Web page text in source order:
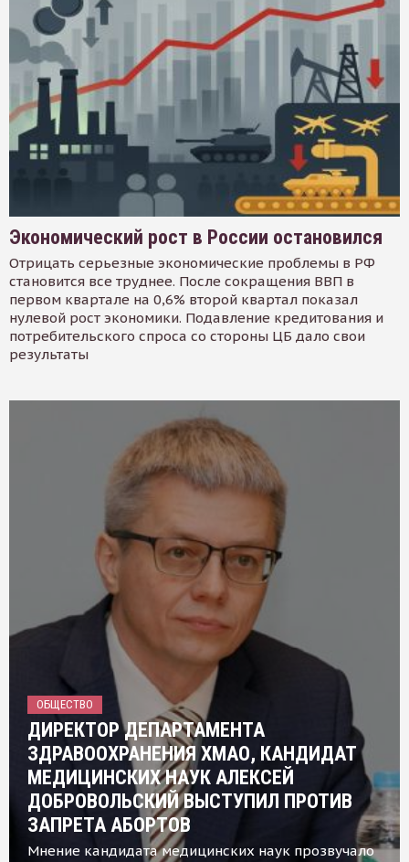
Экономический рост в России остановился
Отрицать серьезные экономические проблемы в РФ
становится все труднее. После сокращения ВВП в
первом квартале на 0,6% второй квартал показал
нулевой рост экономики. Подавление кредитования и
потребительского спроса со стороны ЦБ дало свои
результаты
ОБЩЕСТВО
ДИРЕКТОР ДЕПАРТАМЕНТА
ЗДРАВООХРАНЕНИЯ ХМАО, КАНДИДАТ
МЕДИЦИНСКИХ НАУК АЛЕКСЕЙ
ДОБРОВОЛЬСКИЙ ВЫСТУПИЛ ПРОТИВ
ЗАПРЕТА АБОРТОВ
Мнение кандидата медицинских наук прозвучало